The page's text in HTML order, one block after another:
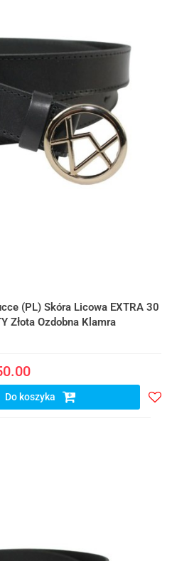
(PL) Skóra Licowa EXTRA 30
Złota Ozdobna Klamra
Do koszyka